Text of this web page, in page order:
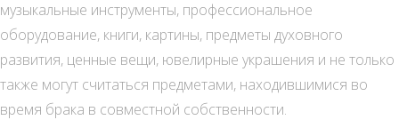
музыкальные инструменты, профессиональное
оборудование, книги, картины, предметы духовного
развития, ценные вещи, ювелирные украшения и не только
также могут считаться предметами, находившимися во
время брака в совместной собственности.